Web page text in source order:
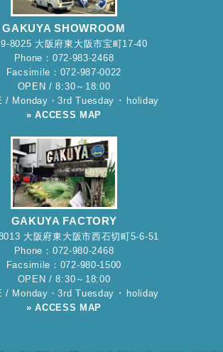
GAKUYA SHOWROOM
8025 大阪府東大阪市宝町17-40
Phone：072-983-2468
Facsimile：072-987-0022
OPEN / 8:30～18:00
/ Monday・3rd Tuesday ･ holiday
» ACCESS MAP
GAKUYA FACTORY
大阪府東大阪市西石切町5-6-51
Phone：072-980-2468
Facsimile：072-980-1500
OPEN / 8:30～18:00
/ Monday・3rd Tuesday ･ holiday
» ACCESS MAP